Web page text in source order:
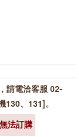
請電洽客服 02-
130、131]。
無法訂購